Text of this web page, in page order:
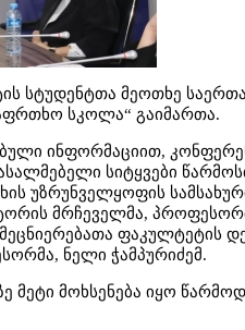
სტუდენტთა მეოთხე
სკოლა“ გაიმართა.
ინფორმაციით,
სიტყვები
უზრუნველყოფის
მრჩეველმა,
ფაკულტეტის
ნელი ჭამპურიძემ.
მეტი მოხსენება იყო